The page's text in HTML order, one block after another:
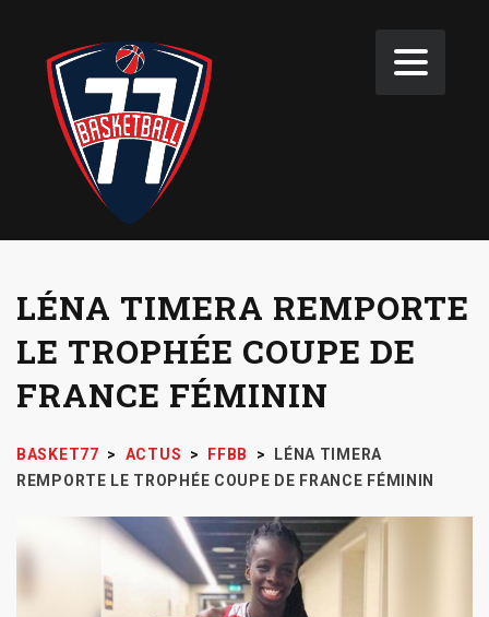
LÉNA TIMERA REMPORTE
LE TROPHÉE COUPE DE
FRANCE FÉMININ
BASKET77 > ACTUS > FFBB >
LÉNA TIMERA
REMPORTE LE TROPHÉE COUPE DE FRANCE FÉMININ